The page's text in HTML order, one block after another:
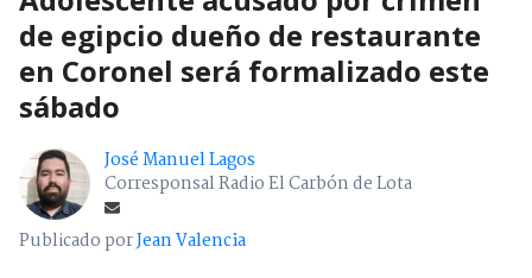
de egipcio dueño de restaurante
en Coronel será formalizado este
sábado
José Manuel Lagos
Corresponsal Radio El Carbón de Lota
Publicado porJean Valencia